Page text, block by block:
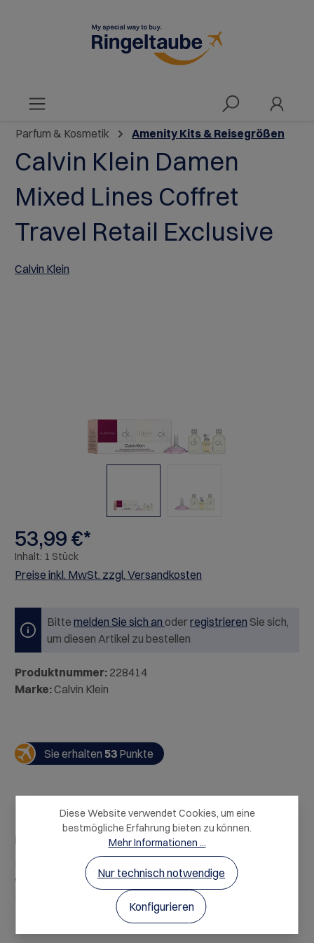
Parfum & Kosmetik Amenity Kits & Reisegrößen
Calvin Klein Damen
Mixed Lines Coffret
Travel Retail Exclusive
Calvin Klein
53,99 €*
Inhalt: 1 Stück
Preise inkl. MwSt. zzgl. Versandkosten
Bitte melden Sie sich an oderregistrieren Sie sich,
um diesen Artikel zu bestellen
Produktnummer: 228414
Marke:Calvin Klein
Sie erhalten 53 Punkte
Beschreibung
Das Calvin Klein Women’s Coffret Travel Retail Exclusive
vereint gleich mehrere Duftklassiker in handlichen
Mehr
Diese Website verwendet Cookies, um eine
bestmögliche Erfahrung bieten zu können.
Mehr Informationen ...
Nur technisch notwendige
Konfigurieren